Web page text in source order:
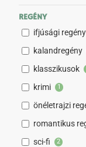
REGÉNY
ifjúsági regény
kalandregény
klasszikusok
krimi 1
önéletrajzi
romantikus
sci-fi 2